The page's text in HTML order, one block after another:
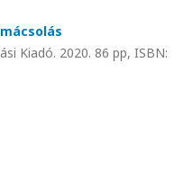
Kiadó. 2020. 86 pp, ISBN: